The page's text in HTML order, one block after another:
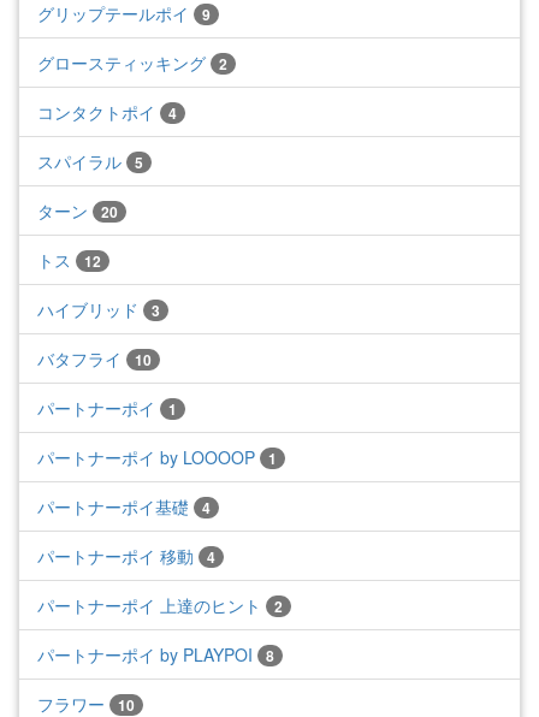
グリップテールポイ 9
グロースティッキング 2
コンタクトポイ 4
スパイラル 5
ターン 20
トス 12
ハイブリッド 3
バタフライ 10
パートナーポイ 1
パートナーポイ by LOOOOP 1
パートナーポイ基礎 4
パートナーポイ 移動 4
パートナーポイ 上達のヒント 2
パートナーポイ by PLAYPOI 8
フラワー 10